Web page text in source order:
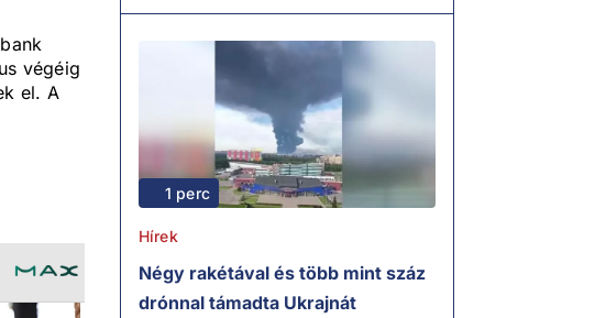
végéig
el. A
1 perc
Hírek
Négy rakétával és több mint száz
drónnal támadta Ukrajnát